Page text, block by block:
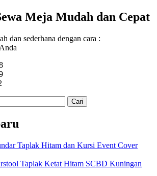
Meja Mudah dan Cepat
dan sederhana dengan cara :
Taplak Hitam dan Kursi Event Cover
Taplak Ketat Hitam SCBD Kuningan